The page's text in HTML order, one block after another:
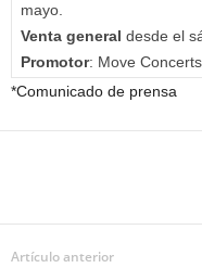
mayo.
Venta general desde el
Promotor: Move
*Comunicado de prensa
Artículo anterior